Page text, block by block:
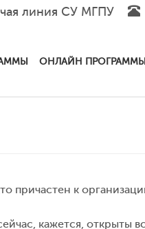
линия СУ МГПУ
ОНЛАЙН ПРОГРАММЫ
причастен к
кажется, открыты